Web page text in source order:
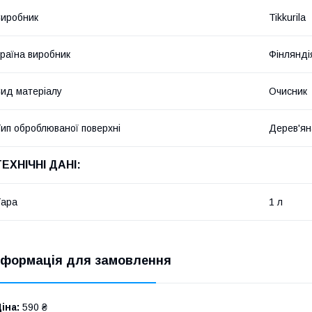
Tikkurila
виробник
матеріалу Очисник
оброблюваної поверхні
ДАНІ:
1 л
для замовлення
590 ₴